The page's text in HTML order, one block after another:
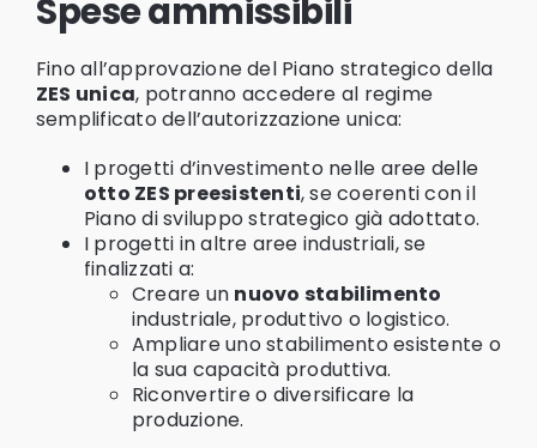
Spese ammissibili
Fino all’approvazione del Piano strategico della
ZES unica, potranno accedere al regime
semplificato dell’autorizzazione unica:
I progetti d’investimento nelle aree delle
otto ZES preesistenti, se coerenti con il
Piano di sviluppo strategico già adottato.
I progetti in altre aree industriali, se
finalizzati a:
Creare un nuovo stabilimento
industriale, produttivo o logistico.
Ampliare uno stabilimento esistente o
la sua capacità produttiva.
Riconvertire o diversificare la
produzione.